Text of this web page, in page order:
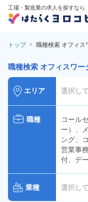
工場・製造業の求人を探すなら
トップ 職種検索 オフィス
職種検索 オフィスワー
エリア 選択し
職種
コール
ー）、
ング、
営業事
付、デ
業種 選択し